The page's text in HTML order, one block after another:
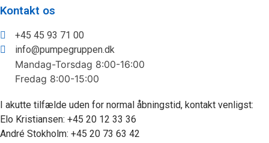
Kontakt os
+45 45 93 71 00
info@pumpegruppen.dk
Mandag-Torsdag 8:00-16:00
Fredag 8:00-15:00
I akutte tilfælde uden for normal åbningstid, kontakt venligst:
Elo Kristiansen: +45 20 12 33 36
André Stokholm: +45 20 73 63 42